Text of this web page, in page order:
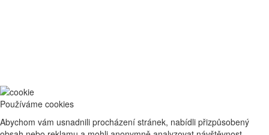
Používáme cookies
Abychom vám usnadnili procházení stránek, nabídli přizpůsobený